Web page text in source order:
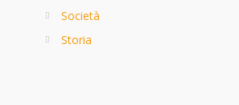
Società
Storia